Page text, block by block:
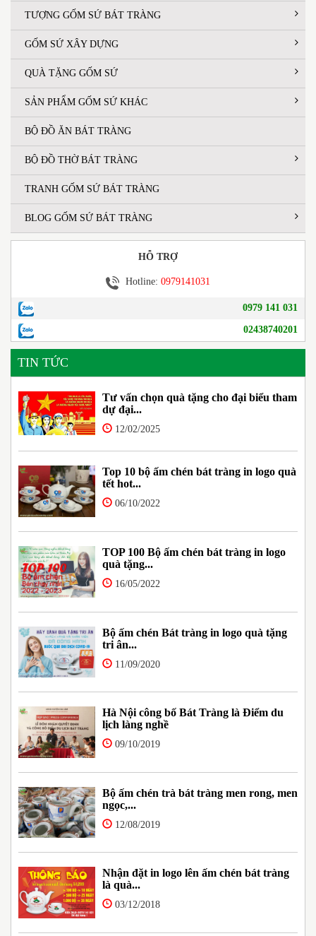
TƯỢNG GỐM SỨ BÁT TRÀNG
GỐM SỨ XÂY DỰNG
QUÀ TẶNG GỐM SỨ
SẢN PHẨM GỐM SỨ KHÁC
BỘ ĐỒ ĂN BÁT TRÀNG
BỘ ĐỒ THỜ BÁT TRÀNG
TRANH GỐM SỨ BÁT TRÀNG
BLOG GỐM SỨ BÁT TRÀNG
HỖ TRỢ
Hotline: 0979141031
0979 141 031
02438740201
TIN TỨC
Tư vấn chọn quà tặng cho đại biểu tham
dự đại...
12/02/2025
Top 10 bộ ấm chén bát tràng in logo quà
tết hot...
06/10/2022
TOP 100 Bộ ấm chén bát tràng in logo
quà tặng...
16/05/2022
Bộ ấm chén Bát tràng in logo quà tặng
tri ân...
11/09/2020
Hà Nội công bố Bát Tràng là Điểm du
lịch làng nghề
09/10/2019
Bộ ấm chén trà bát tràng men rong, men
ngọc,...
12/08/2019
Nhận đặt in logo lên ấm chén bát tràng
là quà...
03/12/2018